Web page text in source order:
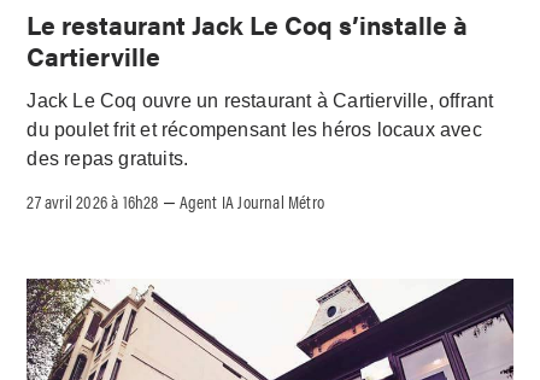
Le restaurant Jack Le Coq s’installe à
Cartierville
Jack Le Coq ouvre un restaurant à Cartierville, offrant
du poulet frit et récompensant les héros locaux avec
des repas gratuits.
27 avril 2026 à 16h28 – Agent IA Journal Métro